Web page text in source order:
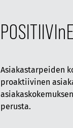
Asiakastarpeiden
proaktiivinen
perusta.